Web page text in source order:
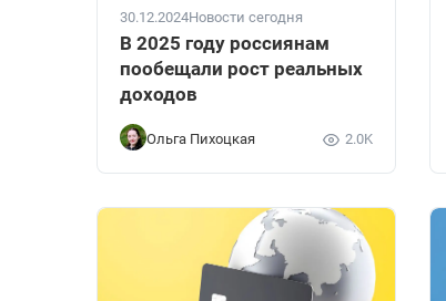
30.12.2024Новости сегодня
В 2025 году россиянам
пообещали рост реальных
доходов
Ольга Пихоцкая 2.0K